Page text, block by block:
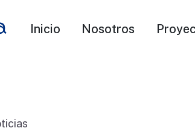
Inicio Nosotros